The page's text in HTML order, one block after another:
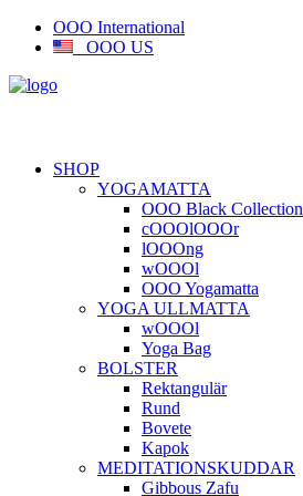
OOO International
OOO US
SHOP
YOGAMATTA
OOO Black Collection
cOOOlOOOr
lOOOng
wOOOl
OOO Yogamatta
YOGA ULLMATTA
wOOOl
Yoga Bag
BOLSTER
Rektangulär
Rund
Bovete
Kapok
MEDITATIONSKUDDAR
Gibbous Zafu